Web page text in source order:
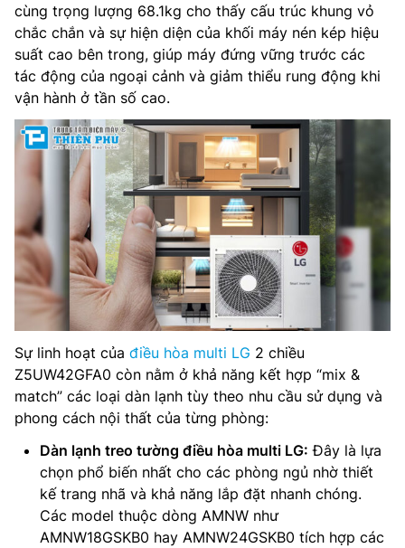
cùng trọng lượng 68.1kg cho thấy cấu trúc khung vỏ
chắc chắn và sự hiện diện của khối máy nén kép hiệu
suất cao bên trong, giúp máy đứng vững trước các
tác động của ngoại cảnh và giảm thiểu rung động khi
vận hành ở tần số cao.
Sự linh hoạt của điều hòa multi LG 2 chiều
Z5UW42GFA0 còn nằm ở khả năng kết hợp “mix &
match” các loại dàn lạnh tùy theo nhu cầu sử dụng và
phong cách nội thất của từng phòng:
Dàn lạnh treo tường điều hòa multi LG: Đây là lựa
chọn phổ biến nhất cho các phòng ngủ nhờ thiết
kế trang nhã và khả năng lắp đặt nhanh chóng.
Các model thuộc dòng AMNW như
AMNW18GSKB0 hay AMNW24GSKB0 tích hợp các